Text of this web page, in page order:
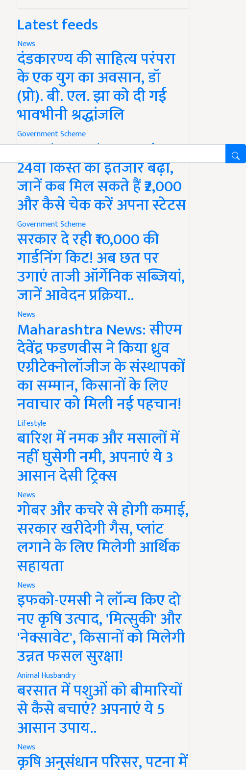
Latest feeds
News
दंडकारण्य की साहित्य परंपरा
के एक युग का अवसान, डॉ
(प्रो). बी. एल. झा को दी गई
भावभीनी श्रद्धांजलि
Government Scheme
PM Kisan Yojana Update:
24वीं किस्त का इंतजार बढ़ा,
जानें कब मिल सकते हैं ₹2,000
और कैसे चेक करें अपना स्टेटस
Government Scheme
सरकार दे रही ₹10,000 की
गार्डनिंग किट! अब छत पर
उगाएं ताजी ऑर्गेनिक सब्जियां,
जानें आवेदन प्रक्रिया..
News
Maharashtra News: सीएम
देवेंद्र फडणवीस ने किया ध्रुव
एग्रीटेक्नोलॉजीज के संस्थापकों
का सम्मान, किसानों के लिए
नवाचार को मिली नई पहचान!
Lifestyle
बारिश में नमक और मसालों में
नहीं घुसेगी नमी, अपनाएं ये 3
आसान देसी ट्रिक्स
News
गोबर और कचरे से होगी कमाई,
सरकार खरीदेगी गैस, प्लांट
लगाने के लिए मिलेगी आर्थिक
सहायता
News
इफको-एमसी ने लॉन्च किए दो
नए कृषि उत्पाद, 'मित्सुकी' और
'नेक्सावेट', किसानों को मिलेगी
उन्नत फसल सुरक्षा!
Animal Husbandry
बरसात में पशुओं को बीमारियों
से कैसे बचाएं? अपनाएं ये 5
आसान उपाय..
News
कृषि अनुसंधान परिसर, पटना में